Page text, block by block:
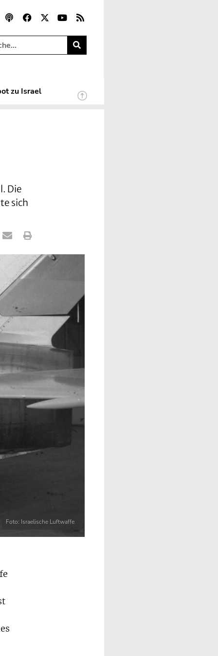
zu Israel
Die
sich
Foto: Israelische Luftwaffe